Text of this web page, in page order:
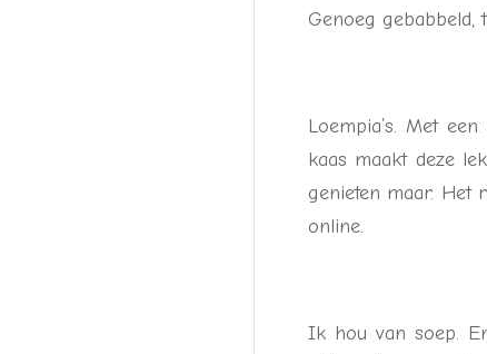
Genoeg gebabbeld,
Loempia’s. Met
kaas maakt deze
genieten maar. Het
online.
Ik hou van soep.